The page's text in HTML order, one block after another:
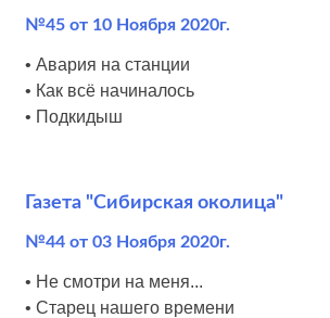
№45 от 10 Ноября 2020г.
• Авария на станции
• Как всё начиналось
• Подкидыш
Газета "Сибирская околица"
№44 от 03 Ноября 2020г.
• Не смотри на меня...
• Старец нашего времени